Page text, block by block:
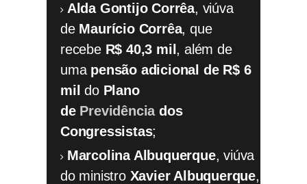
Alda Gontijo Corrêa, viúva
de Maurício Corrêa, que
recebe R$ 40,3 mil , além de
uma pensão adicional de R$ 6
mil do Plano
de Previdênciados
Congressistas;
Marcolina Albuquerque, viúva
do ministro Xavier Albuquerque,